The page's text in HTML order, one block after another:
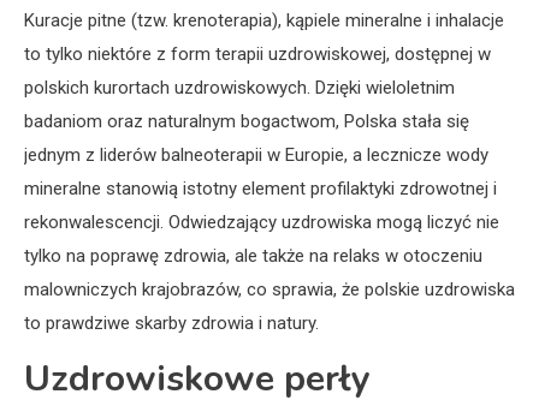
Kuracje pitne (tzw. krenoterapia), kąpiele mineralne i inhalacje
to tylko niektóre z form terapii uzdrowiskowej, dostępnej w
polskich kurortach uzdrowiskowych. Dzięki wieloletnim
badaniom oraz naturalnym bogactwom, Polska stała się
jednym z liderów balneoterapii w Europie, a lecznicze wody
mineralne stanowią istotny element profilaktyki zdrowotnej i
rekonwalescencji. Odwiedzający uzdrowiska mogą liczyć nie
tylko na poprawę zdrowia, ale także na relaks w otoczeniu
malowniczych krajobrazów, co sprawia, że polskie uzdrowiska
to prawdziwe skarby zdrowia i natury.
Uzdrowiskowe perły